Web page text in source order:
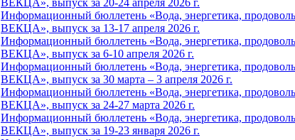
ВЕКЦА», выпуск за 20-24 апреля 2026 г.
Информационный бюллетень «Вода, энергетика,
ВЕКЦА», выпуск за 13-17 апреля 2026 г.
Информационный бюллетень «Вода, энергетика,
ВЕКЦА», выпуск за 6-10 апреля 2026 г.
Информационный бюллетень «Вода, энергетика,
ВЕКЦА», выпуск за 30 марта – 3 апреля 2026 г.
Информационный бюллетень «Вода, энергетика,
ВЕКЦА», выпуск за 24-27 марта 2026 г.
Информационный бюллетень «Вода, энергетика,
ВЕКЦА», выпуск за 19-23 января 2026 г.